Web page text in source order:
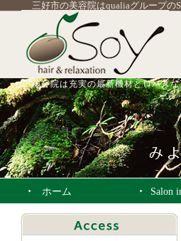
三好市の美容院はqualiaグループの
美容院は充実の最新機材とロハス
ホーム Salon